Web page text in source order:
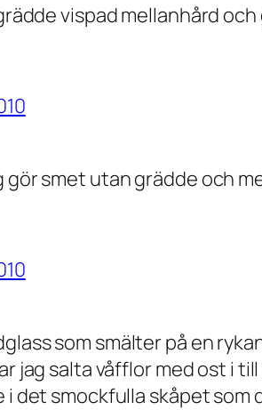
vispad mellanhård
gör smet utan grädde och
som smälter på en
jag salta våfflor med ost i
det smockfulla skåpet som